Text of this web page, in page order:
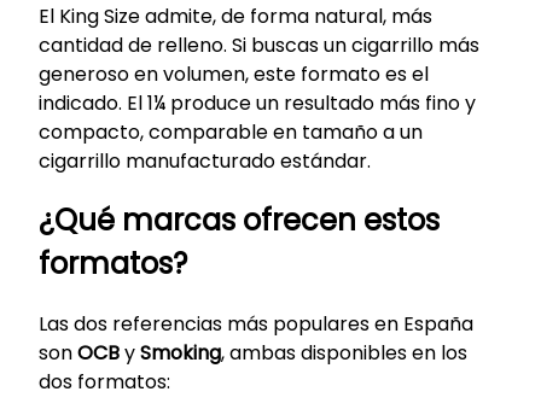
El King Size admite, de forma natural, más
cantidad de relleno. Si buscas un cigarrillo más
generoso en volumen, este formato es el
indicado. El 1¼ produce un resultado más fino y
compacto, comparable en tamaño a un
cigarrillo manufacturado estándar.
¿Qué marcas ofrecen estos
formatos?
Las dos referencias más populares en España
sonOCBySmoking, ambas disponibles en los
dos formatos: